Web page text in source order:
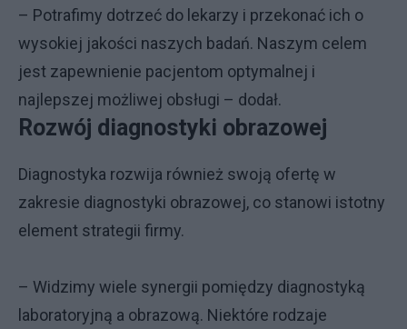
– Potrafimy dotrzeć do lekarzy i przekonać ich o
wysokiej jakości naszych badań. Naszym celem
jest zapewnienie pacjentom optymalnej i
najlepszej możliwej obsługi – dodał.
Rozwój diagnostyki obrazowej
Diagnostyka rozwija również swoją ofertę w
zakresie diagnostyki obrazowej, co stanowi istotny
element strategii firmy.
– Widzimy wiele synergii pomiędzy diagnostyką
laboratoryjną a obrazową. Niektóre rodzaje